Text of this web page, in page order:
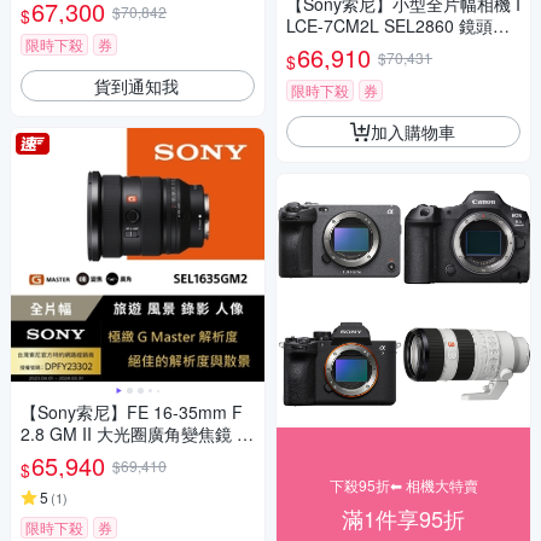
$67,300 $70,842
限時下殺
券
貨到通知我
【Sony索尼】FE 16-35mm F
2.8 GM II 大光圈廣角變焦鏡 S
EL1635GM2 (公司貨 保固 24
個月)
$65,940 $69,410
5 (1)
限時下殺 券
LCE-7CM2L SEL2860 鏡頭組
(公司貨 保固18+6個月)
$66,910 $70,431
限時下殺
券
加入購物車
下殺95折⬅︎ 相機大特賣
滿1件享95折